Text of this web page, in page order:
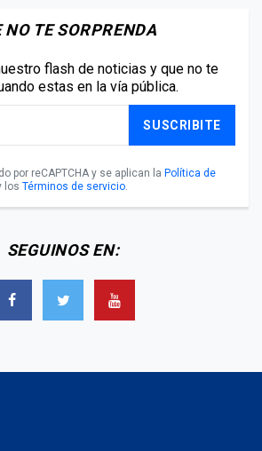
NO TE SORPRENDA
flash de noticias y que no te
estas en la vía pública.
SUSCRIBITE
por reCAPTCHA y se aplican la Política de
los Términos de servicio.
SEGUINOS EN: